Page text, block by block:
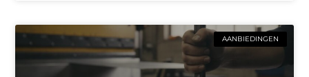
AANBIEDINGEN